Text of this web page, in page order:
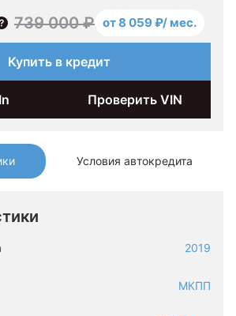
Условия автокредита
2019
МКПП
739 000 ₽ от 8 059 ₽/ мес.
Купить в кредит
Проверить VIN